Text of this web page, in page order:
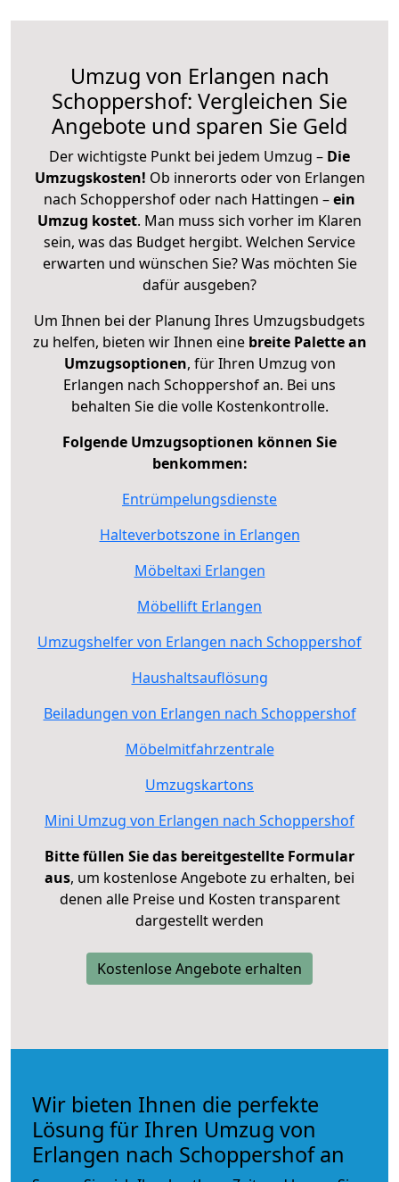
Umzug von Erlangen nach
Schoppershof: Vergleichen Sie
Angebote und sparen Sie Geld
Der wichtigste Punkt bei jedem Umzug – Die
Umzugskosten! Ob innerorts oder von Erlangen
nach Schoppershof oder nach Hattingen –ein
Umzug kostet. Man muss sich vorher im Klaren
sein, was das Budget hergibt. Welchen Service
erwarten und wünschen Sie? Was möchten Sie
dafür ausgeben?
Um Ihnen bei der Planung Ihres Umzugsbudgets
zu helfen, bieten wir Ihnen eine breite Palette an
Umzugsoptionen, für Ihren Umzug von
Erlangen nach Schoppershof an. Bei uns
behalten Sie die volle Kostenkontrolle.
Folgende Umzugsoptionen können Sie
benkommen:
Entrümpelungsdienste
Halteverbotszone in Erlangen
Möbeltaxi Erlangen
Möbellift Erlangen
Umzugshelfer von Erlangen nach Schoppershof
Haushaltsauflösung
Beiladungen von Erlangen nach Schoppershof
Möbelmitfahrzentrale
Umzugskartons
Mini Umzug von Erlangen nach Schoppershof
Bitte füllen Sie das bereitgestellte Formular
aus, um kostenlose Angebote zu erhalten, bei
denen alle Preise und Kosten transparent
dargestellt werden
Kostenlose Angebote erhalten
Wir bieten Ihnen die perfekte
Lösung für Ihren Umzug von
Erlangen nach Schoppershof an